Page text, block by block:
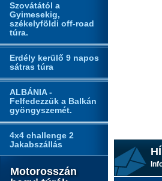
Szovátától a
Gyimesekig,
székelyföldi off-road
túra.
Erdély kerülő 9 napos
sátras túra
ALBÁNIA -
Felfedezzük a Balkán
gyöngyszemét.
4x4 challenge 2
Jakabszállás
Motorosszán